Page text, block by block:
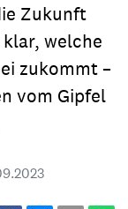
Zukunft
welche
zukommt –
vom Gipfel